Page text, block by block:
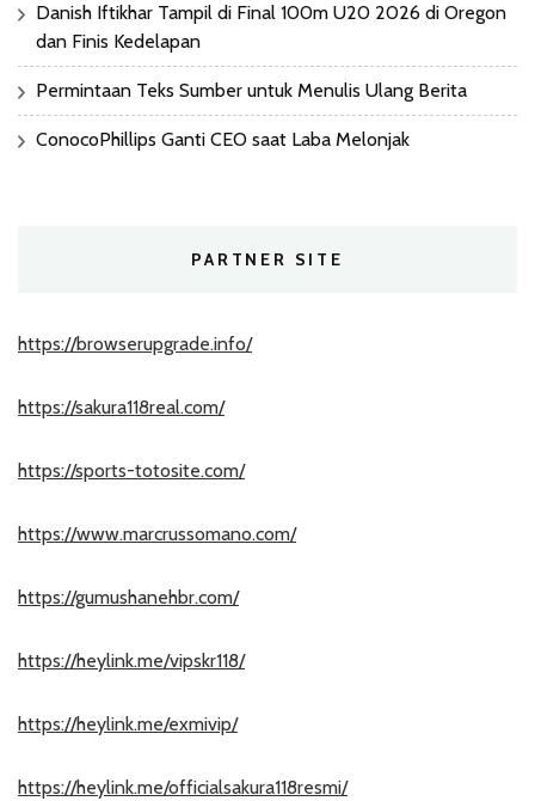
Danish Iftikhar Tampil di Final 100m U20 2026 di Oregon
dan Finis Kedelapan
Permintaan Teks Sumber untuk Menulis Ulang Berita
ConocoPhillips Ganti CEO saat Laba Melonjak
PARTNER SITE
https://browserupgrade.info/
https://sakura118real.com/
https://sports-totosite.com/
https://www.marcrussomano.com/
https://gumushanehbr.com/
https://heylink.me/vipskr118/
https://heylink.me/exmivip/
https://heylink.me/officialsakura118resmi/